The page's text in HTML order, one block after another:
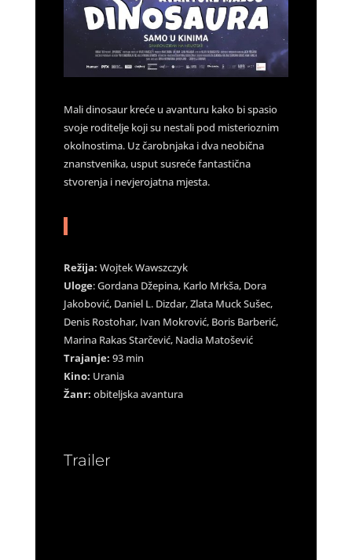
Mali dinosaur kreće u avanturu kako bi spasio
svoje roditelje koji su nestali pod misterioznim
okolnostima. Uz čarobnjaka i dva neobična
znanstvenika, usput susreće fantastična
stvorenja i nevjerojatna mjesta.
Režija: Wojtek Wawszczyk
Uloge: Gordana Džepina, Karlo Mrkša, Dora
Jakobović, Daniel L. Dizdar, Zlata Muck Sušec,
Denis Rostohar, Ivan Mokrović, Boris Barberić,
Marina Rakas Starčević, Nadia Matošević
Trajanje: 93 min
Kino: Urania
Žanr: obiteljska avantura
Trailer